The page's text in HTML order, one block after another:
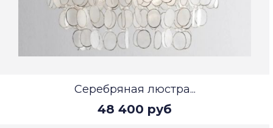
Серебряная люстра...
48 400 руб